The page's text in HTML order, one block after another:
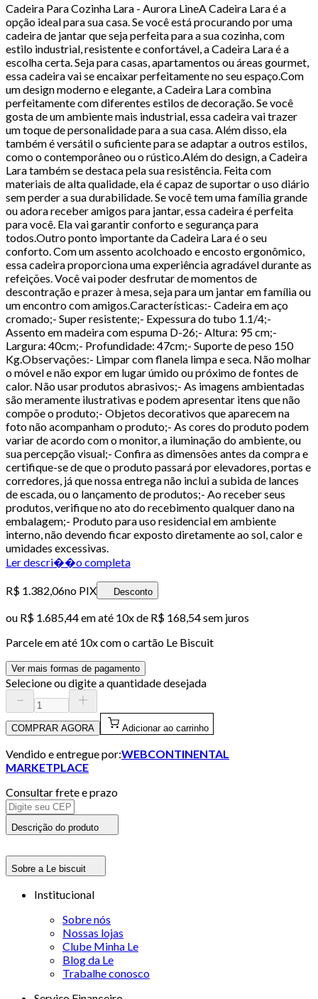
Cadeira Para Cozinha Lara - Aurora LineA Cadeira Lara é a
opção ideal para sua casa. Se você está procurando por uma
cadeira de jantar que seja perfeita para a sua cozinha, com
estilo industrial, resistente e confortável, a Cadeira Lara é a
escolha certa. Seja para casas, apartamentos ou áreas gourmet,
essa cadeira vai se encaixar perfeitamente no seu espaço.Com
um design moderno e elegante, a Cadeira Lara combina
perfeitamente com diferentes estilos de decoração. Se você
gosta de um ambiente mais industrial, essa cadeira vai trazer
um toque de personalidade para a sua casa. Além disso, ela
também é versátil o suficiente para se adaptar a outros estilos,
como o contemporâneo ou o rústico.Além do design, a Cadeira
Lara também se destaca pela sua resistência. Feita com
materiais de alta qualidade, ela é capaz de suportar o uso diário
sem perder a sua durabilidade. Se você tem uma família grande
ou adora receber amigos para jantar, essa cadeira é perfeita
para você. Ela vai garantir conforto e segurança para
todos.Outro ponto importante da Cadeira Lara é o seu
conforto. Com um assento acolchoado e encosto ergonômico,
essa cadeira proporciona uma experiência agradável durante as
refeições. Você vai poder desfrutar de momentos de
descontração e prazer à mesa, seja para um jantar em família ou
um encontro com amigos.Características:- Cadeira em aço
cromado;- Super resistente;- Expessura do tubo 1.1/4;-
Assento em madeira com espuma D-26;- Altura: 95 cm;-
Largura: 40cm;- Profundidade: 47cm;- Suporte de peso 150
Kg.Observações:- Limpar com flanela limpa e seca. Não molhar
o móvel e não expor em lugar úmido ou próximo de fontes de
calor. Não usar produtos abrasivos;- As imagens ambientadas
são meramente ilustrativas e podem apresentar itens que não
compõe o produto;- Objetos decorativos que aparecem na
foto não acompanham o produto;- As cores do produto podem
variar de acordo com o monitor, a iluminação do ambiente, ou
sua percepção visual;- Confira as dimensões antes da compra e
certifique-se de que o produto passará por elevadores, portas e
corredores, já que nossa entrega não inclui a subida de lances
de escada, ou o lançamento de produtos;- Ao receber seus
produtos, verifique no ato do recebimento qualquer dano na
embalagem;- Produto para uso residencial em ambiente
interno, não devendo ficar exposto diretamente ao sol, calor e
umidades excessivas.
Ler descri��o completa
R$ 1.382,06no PIX Desconto
ou R$ 1.685,44em até 10x de R$ 168,54 sem juros
Parcele em até 10x com o cartão Le Biscuit
Ver mais formas de pagamento
Selecione ou digite a quantidade desejada
COMPRAR AGORA Adicionar ao carrinho
Vendido e entregue por:WEBCONTINENTAL
MARKETPLACE
Consultar frete e prazo
Descrição do produto
Sobre a Le biscuit
Institucional
Sobre nós
Nossas lojas
Clube Minha Le
Blog da Le
Trabalhe conosco